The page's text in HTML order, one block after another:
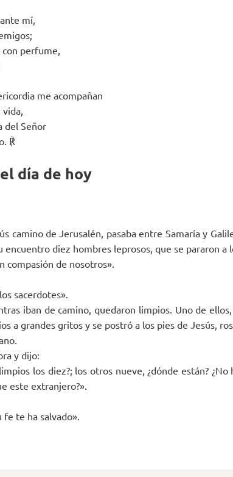
mí,
con perfume,
me acompañan
vida,
del Señor
℟
día de hoy
camino de Jerusalén, pasaba entre Samaría y
encuentro diez hombres leprosos, que se pararon a
compasión de nosotros».
sacerdotes».
iban de camino, quedaron limpios. Uno de
a grandes gritos y se postró a los pies de Jesús,
y dijo:
los diez?; los otros nueve, ¿dónde están?
este extranjero?».
te ha salvado».